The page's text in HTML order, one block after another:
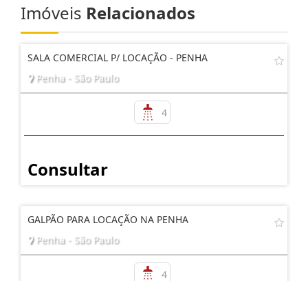
Imóveis Relacionados
SALA COMERCIAL P/ LOCAÇÃO - PENHA
Penha - São Paulo
4
Consultar
GALPÃO PARA LOCAÇÃO NA PENHA
Penha - São Paulo
4